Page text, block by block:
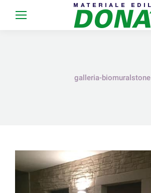
galleria-biomuralstone